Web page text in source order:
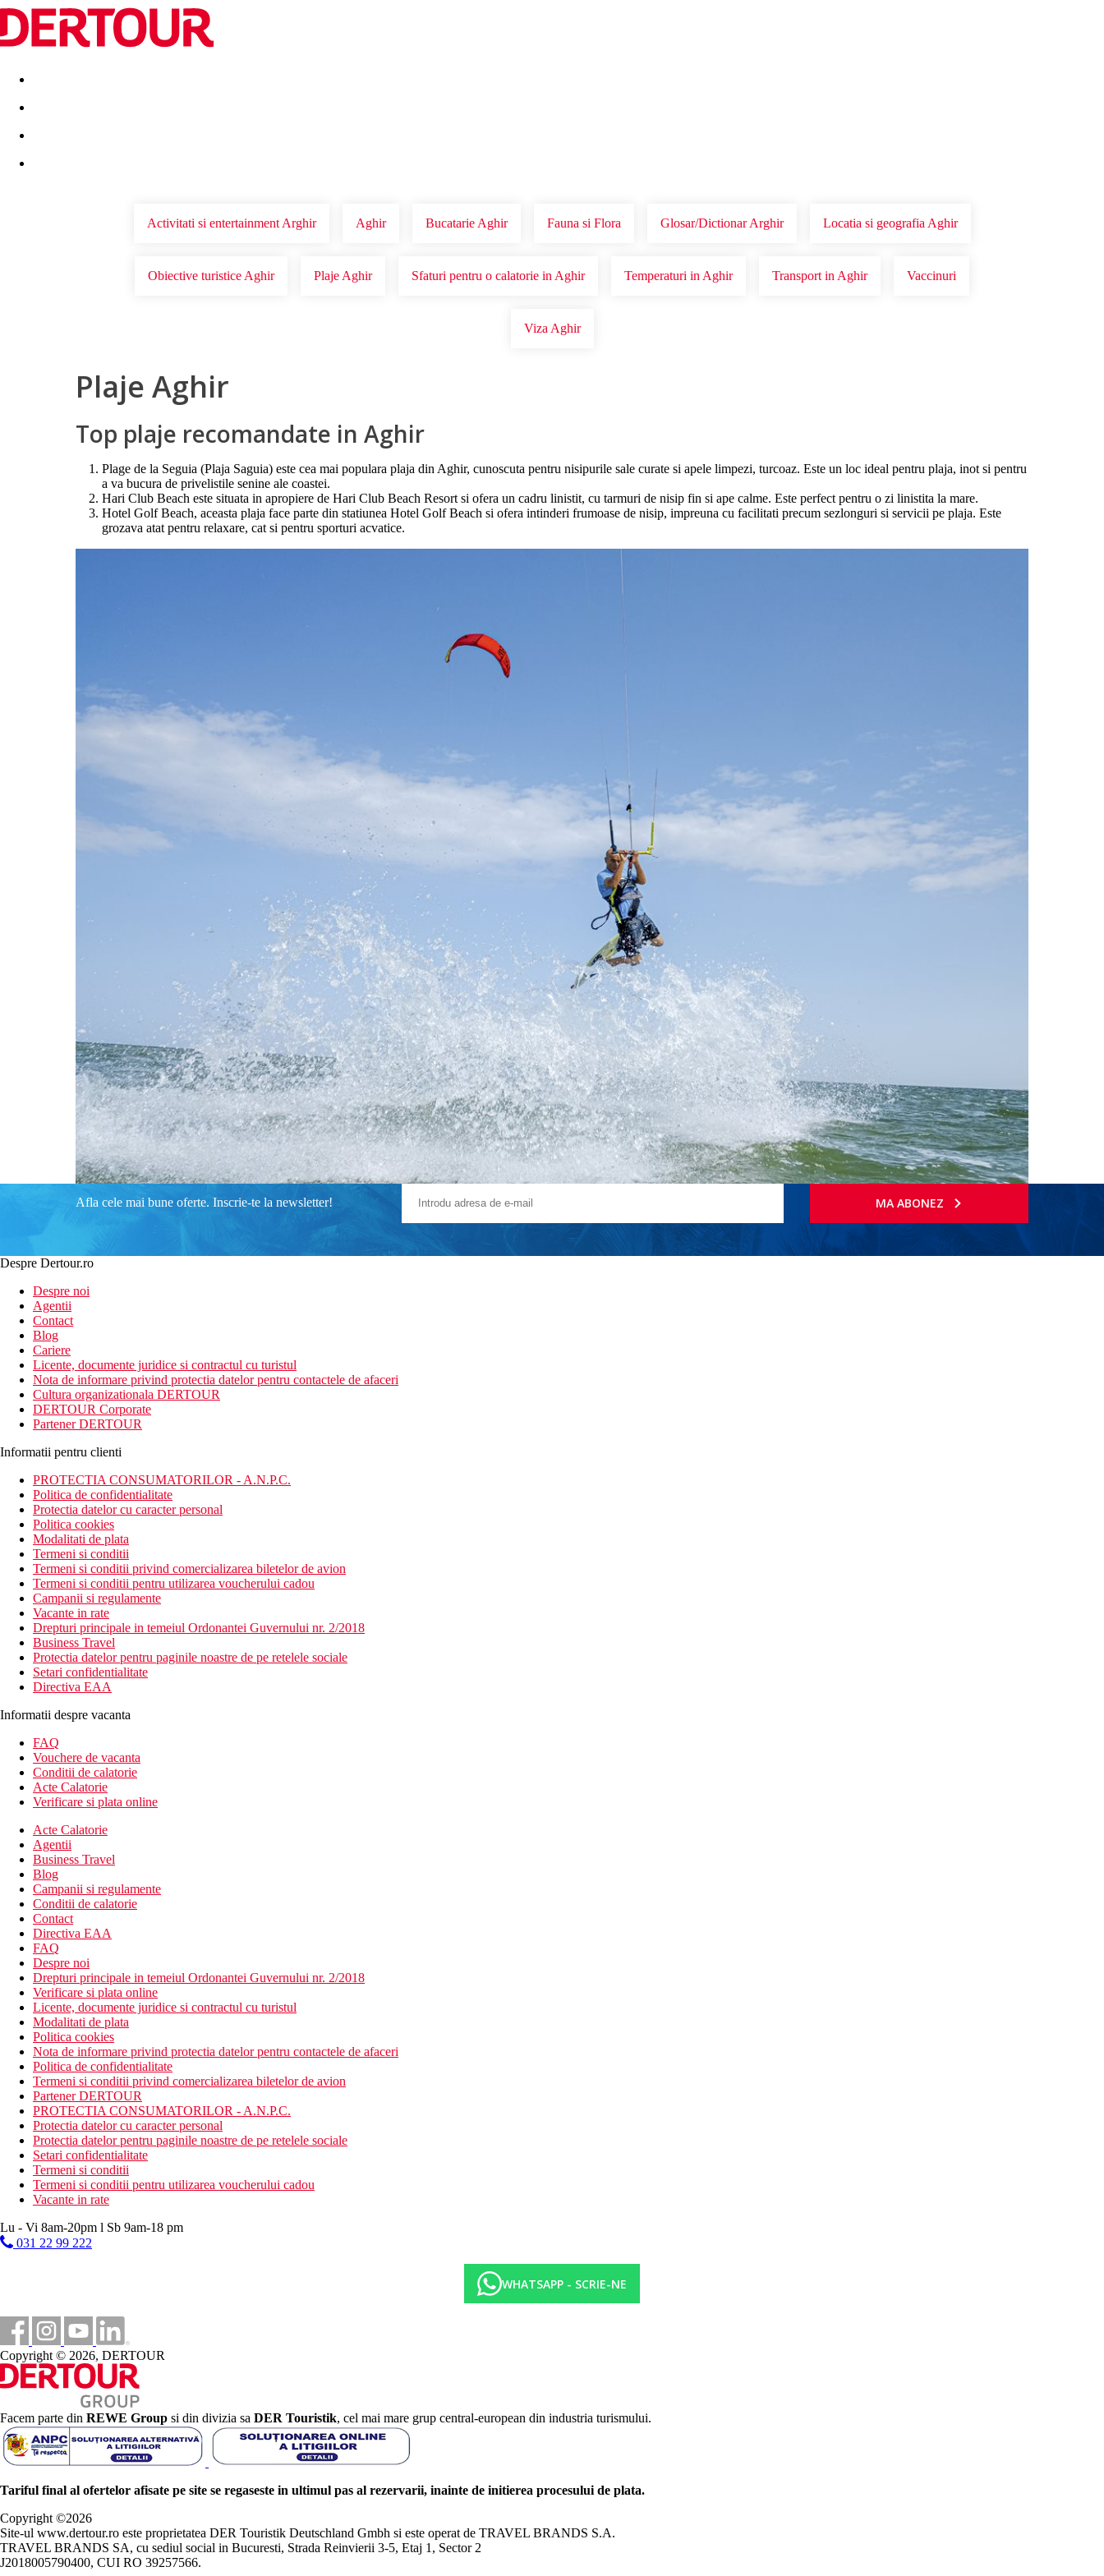
Destinatii Vacanta perfecta OFERTE DE NERATAT
Activitati si entertainment Arghir Aghir Bucatarie Aghir Fauna si Flora Glosar/Dictionar Arghir Locatia si geografia Aghir
Obiective turistice Aghir Plaje Aghir Sfaturi pentru o calatorie in Aghir Temperaturi in Aghir Transport in Aghir Vaccinuri
Viza Aghir
Plaje Aghir
Top plaje recomandate in Aghir
Plage de la Seguia (Plaja Saguia) este cea mai populara plaja din Aghir, cunoscuta pentru nisipurile sale curate si apele limpezi, turcoaz. Este un loc ideal pentru plaja, inot si pentru
a va bucura de privelistile senine ale coastei.
Hari Club Beach este situata in apropiere de Hari Club Beach Resort si ofera un cadru linistit, cu tarmuri de nisip fin si ape calme. Este perfect pentru o zi linistita la mare.
Hotel Golf Beach, aceasta plaja face parte din statiunea Hotel Golf Beach si ofera intinderi frumoase de nisip, impreuna cu facilitati precum sezlonguri si servicii pe plaja. Este
grozava atat pentru relaxare, cat si pentru sporturi acvatice.
Afla cele mai bune oferte. Inscrie-te la newsletter! MA ABONEZ
Despre Dertour.ro
Despre noi
Agentii
Contact
Blog
Cariere
Licente, documente juridice si contractul cu turistul
Nota de informare privind protectia datelor pentru contactele de afaceri
Cultura organizationala DERTOUR
DERTOUR Corporate
Partener DERTOUR
Informatii pentru clienti
PROTECTIA CONSUMATORILOR - A.N.P.C.
Politica de confidentialitate
Protectia datelor cu caracter personal
Politica cookies
Modalitati de plata
Termeni si conditii
Termeni si conditii privind comercializarea biletelor de avion
Termeni si conditii pentru utilizarea voucherului cadou
Campanii si regulamente
Vacante in rate
Drepturi principale in temeiul Ordonantei Guvernului nr. 2/2018
Business Travel
Protectia datelor pentru paginile noastre de pe retelele sociale
Setari confidentialitate
Directiva EAA
Informatii despre vacanta
FAQ
Vouchere de vacanta
Conditii de calatorie
Acte Calatorie
Verificare si plata online
Acte Calatorie
Agentii
Business Travel
Blog
Campanii si regulamente
Conditii de calatorie
Contact
Directiva EAA
FAQ
Despre noi
Drepturi principale in temeiul Ordonantei Guvernului nr. 2/2018
Verificare si plata online
Licente, documente juridice si contractul cu turistul
Modalitati de plata
Politica cookies
Nota de informare privind protectia datelor pentru contactele de afaceri
Politica de confidentialitate
Termeni si conditii privind comercializarea biletelor de avion
Partener DERTOUR
PROTECTIA CONSUMATORILOR - A.N.P.C.
Protectia datelor cu caracter personal
Protectia datelor pentru paginile noastre de pe retelele sociale
Setari confidentialitate
Termeni si conditii
Termeni si conditii pentru utilizarea voucherului cadou
Vacante in rate
Lu - Vi 8am-20pm l Sb 9am-18 pm
031 22 99 222
WHATSAPP - SCRIE-NE
Copyright © 2026, DERTOUR
Facem parte din REWE Group si din divizia sa DER Touristik, cel mai mare grup central-european din industria turismului.
Tariful final al ofertelor afisate pe site se regaseste in ultimul pas al rezervarii, inainte de initierea procesului de plata.
Copyright ©2026
Site-ul www.dertour.ro este proprietatea DER Touristik Deutschland Gmbh si este operat de TRAVEL BRANDS S.A.
TRAVEL BRANDS SA, cu sediul social in Bucuresti, Strada Reinvierii 3-5, Etaj 1, Sector 2
J2018005790400, CUI RO 39257566.